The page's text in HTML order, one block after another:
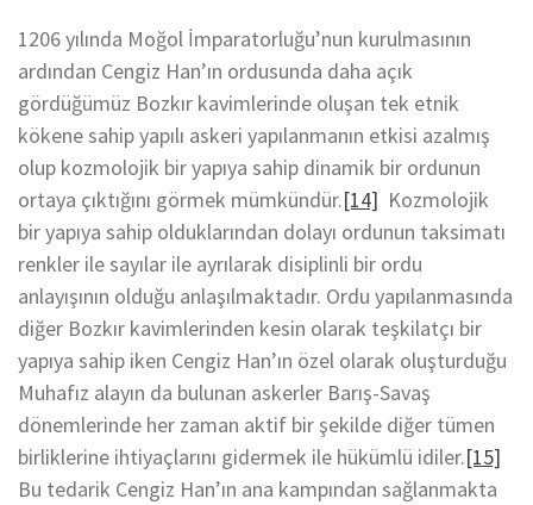
1206 yılında Moğol İmparatorluğu’nun kurulmasının
ardından Cengiz Han’ın ordusunda daha açık
gördüğümüz Bozkır kavimlerinde oluşan tek etnik
kökene sahip yapılı askeri yapılanmanın etkisi azalmış
olup kozmolojik bir yapıya sahip dinamik bir ordunun
ortaya çıktığını görmek mümkündür.[14] Kozmolojik
bir yapıya sahip olduklarından dolayı ordunun taksimatı
renkler ile sayılar ile ayrılarak disiplinli bir ordu
anlayışının olduğu anlaşılmaktadır. Ordu yapılanmasında
diğer Bozkır kavimlerinden kesin olarak teşkilatçı bir
yapıya sahip iken Cengiz Han’ın özel olarak oluşturduğu
Muhafız alayın da bulunan askerler Barış-Savaş
dönemlerinde her zaman aktif bir şekilde diğer tümen
birliklerine ihtiyaçlarını gidermek ile hükümlü idiler.[15]
Bu tedarik Cengiz Han’ın ana kampından sağlanmakta